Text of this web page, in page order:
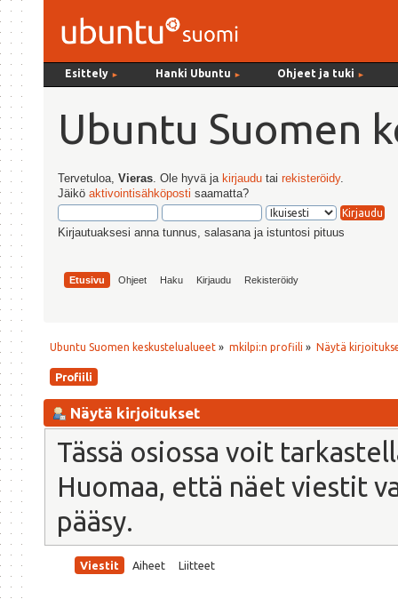
Esittely ► Hanki Ubuntu ► Ohjeet ja tuki ►
Ubuntu Suomen
Tervetuloa,Vieras . Ole hyvä ja kirjaudu tairekisteröidy.
Jäiköaktivointisähköposti saamatta?
Kirjautuaksesi anna tunnus, salasana ja istuntosi pituus
Etusivu Ohjeet Haku Kirjaudu Rekisteröidy
Ubuntu Suomen keskustelualueet » mkilpi:n profiili » Näytä
Profiili
Näytä kirjoitukset
Tässä osiossa voit
Huomaa, että näet viestit
pääsy.
Viestit Aiheet Liitteet